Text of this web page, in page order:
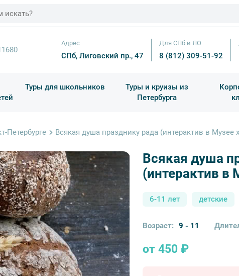
Адрес
СПб, Лиговский пр., 47
Для СПб и ЛО
8 (812) 309-51-92
Туры для школьников
Туры и круизы из
Петербурга
Петербурге Всякая душа празднику рада (интерактив в Музее
Всякая душа
(интерактив в
6-11 лет детские
от 450 ₽
Возраст: 9 - 11